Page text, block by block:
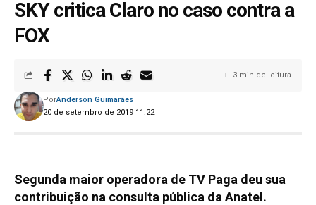
SKY critica Claro no caso contra a
FOX
20 de setembro de 2019 11:22
PorAnderson Guimarães
3 min de leitura
Segunda maior operadora de TV Paga deu sua
contribuição na consulta pública da Anatel.